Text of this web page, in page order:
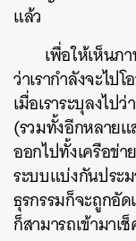
แล้ว
เพื่อให้เห็นภ
ว่าเรากำลังจะไป
เมื่อเราระบุลงไป
(รวมทั้งอีกหลาย
ออกไปทั้งเครือข่
ระบบแบ่งกันประ
ธุรกรรมก็จะถูกอั
ก็สามารถเข้ามาเ